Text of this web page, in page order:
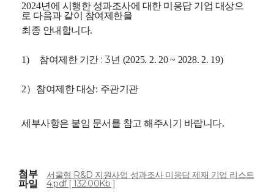
2024년에 시행한 성과조사에 대한 미응답 기업 대상으
로 다음과 같이 참여제한을
최종 안내합니다.
1) 참여제한 기간 : 3년 (2025. 2. 20 ~ 2028. 2. 19)
2） 참여제한 대상: 주관기관
세부사항은 붙임 문서를 참고 해주시기 바랍니다.
첨부
파일
서울형 R&D 지원사업 성과조사 미응답 제재 기업 리스트
4.pdf [ 132.00Kb ]